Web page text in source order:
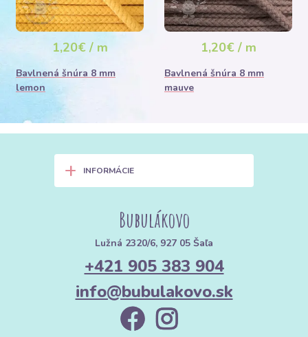
1,20€ / m
Bavlnená šnúra 8 mm
lemon
1,20€ / m
Bavlnená šnúra 8 mm
mauve
+ INFORMÁCIE
Bubulákovo
Lužná 2320/6, 927 05 Šaľa
+421 905 383 904
info@bubulakovo.sk